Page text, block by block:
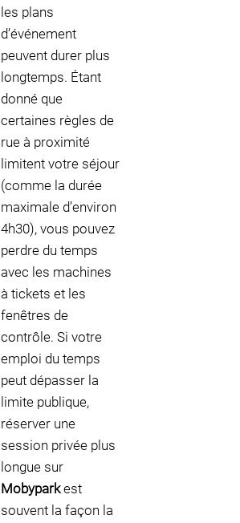
les plans
d’événement
peuvent durer plus
longtemps. Étant
donné que
certaines règles de
rue à proximité
limitent votre séjour
(comme la durée
maximale d’environ
4h30), vous pouvez
perdre du temps
avec les machines
à tickets et les
fenêtres de
contrôle. Si votre
emploi du temps
peut dépasser la
limite publique,
réserver une
session privée plus
longue sur
Mobyparkest
souvent la façon la